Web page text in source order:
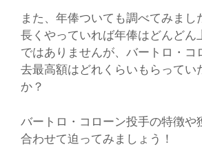
また、年俸ついても調べてみまし
長くやっていれば年俸はどんどん
ではありませんが、バートロ・コ
去最高額はどれくらいもらってい
か？
バートロ・コローン投手の特徴や
合わせて迫ってみましょう！